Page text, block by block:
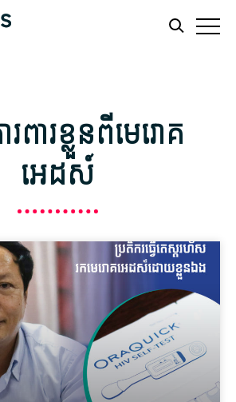
រពារខ្លួនពីមេរោគ
អេដស៍